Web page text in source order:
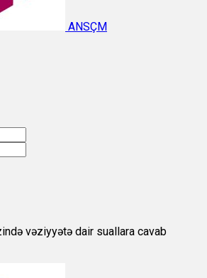
ANSÇM
vəziyyətə dair suallara cavab